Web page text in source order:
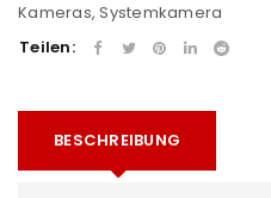
Kameras,Systemkamera
Teilen:
BESCHREIBUNG